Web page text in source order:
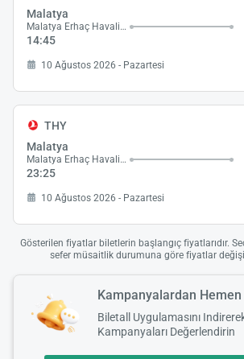
Malatya
Malatya Erhaç Havalimanı
14:45
10 Ağustos 2026 - Pazartesi
THY
Malatya
Malatya Erhaç Havalimanı
23:25
10 Ağustos 2026 - Pazartesi
Gösterilen fiyatlar biletlerin başlangıç fiyatlarıdır.
sefer müsaitlik durumuna göre fiyatlar
Kampanyalardan
Biletall Uygulamasını
Kampanyaları Değerlendirin